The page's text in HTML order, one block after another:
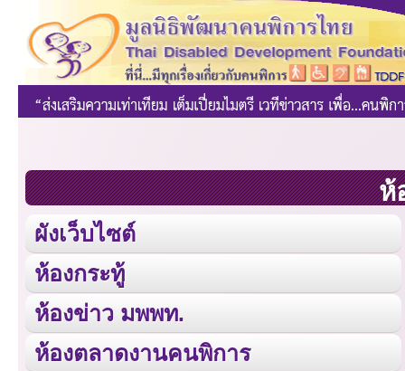
ห้
ผังเว็บไซต์
ห้องกระทู้
ห้องข่าว มพพท.
ห้องตลาดงานคนพิการ